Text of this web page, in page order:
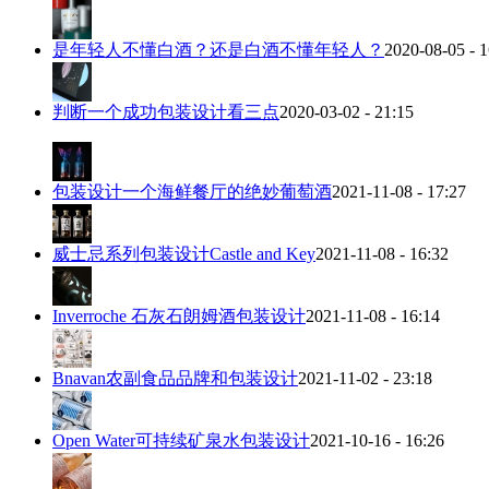
是年轻人不懂白酒？还是白酒不懂年轻人？ 2020-08-05 -
判断一个成功包装设计看三点2020-03-02 - 21:15
包装设计一个海鲜餐厅的绝妙葡萄酒2021-11-08 - 17:27
威士忌系列包装设计Castle and Key2021-11-08 - 16:32
Inverroche 石灰石朗姆酒包装设计2021-11-08 - 16:14
Bnavan农副食品品牌和包装设计2021-11-02 - 23:18
Open Water可持续矿泉水包装设计2021-10-16 - 16:26